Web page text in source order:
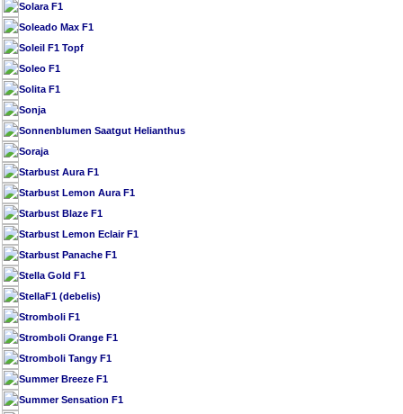
Solara F1
Soleado Max F1
Soleil F1 Topf
Soleo F1
Solita F1
Sonja
Sonnenblumen Saatgut Helianthus
Soraja
Starbust Aura F1
Starbust Lemon Aura F1
Starbust Blaze F1
Starbust Lemon Eclair F1
Starbust Panache F1
Stella Gold F1
StellaF1 (debelis)
Stromboli F1
Stromboli Orange F1
Stromboli Tangy F1
Summer Breeze F1
Summer Sensation F1